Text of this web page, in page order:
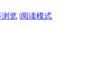
览 |阅读模式